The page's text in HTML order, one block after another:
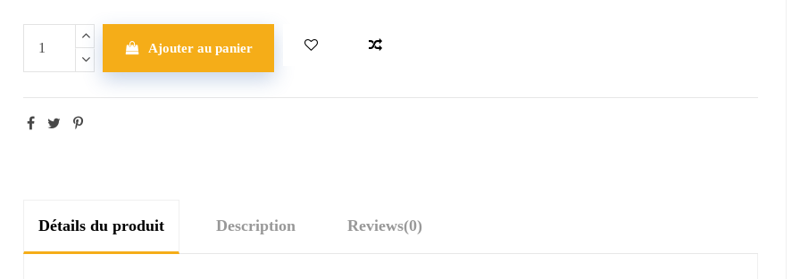
Ajouter au panier
Détails du produit Description Reviews(0)